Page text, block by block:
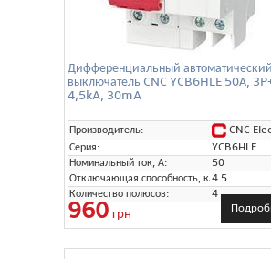
Дифференциальный автоматический
выключатель CNC YCB6HLE 50А,
4,5kA, 30mA
Производитель:
CNC
Серия:
YCB6HLE
Номинальный ток, А:
50
Отключающая способность, кА:4.5
Количество полюсов:
4
960 грн